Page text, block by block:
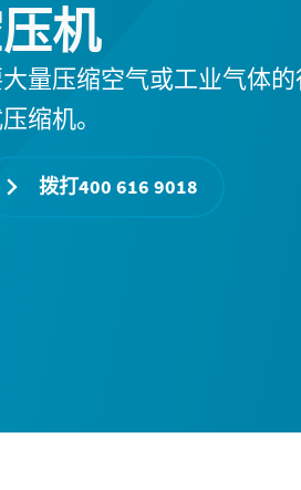
机
量压缩空气或工业气体
缩机。
拨打400 616 9018